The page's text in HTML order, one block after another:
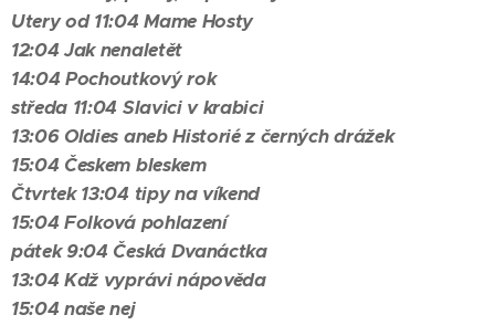
Utery od 11:04 Mame Hosty
12:04 Jak nenaletět
14:04 Pochoutkový rok
středa 11:04 Slavici v krabici
13:06 Oldies aneb Historié z černých drážek
15:04 Českem bleskem
Čtvrtek13:04 tipy na víkend
15:04 Folková pohlazení
pátek 9:04 Česká Dvanáctka
13:04 Kdž vyprávi nápověda
15:04 naše nej